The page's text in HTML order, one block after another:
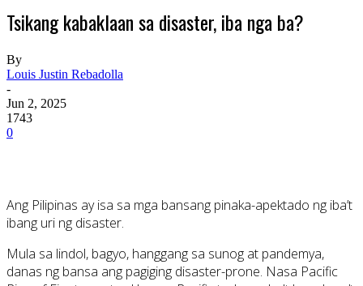
Tsikang kabaklaan sa disaster, iba nga ba?
By
Louis Justin Rebadolla
-
Jun 2, 2025
1743
0
Ang Pilipinas ay isa sa mga bansang pinaka-apektado ng iba’t
ibang uri ng disaster.
Mula sa lindol, bagyo, hanggang sa sunog at pandemya,
danas ng bansa ang pagiging disaster-prone. Nasa Pacific